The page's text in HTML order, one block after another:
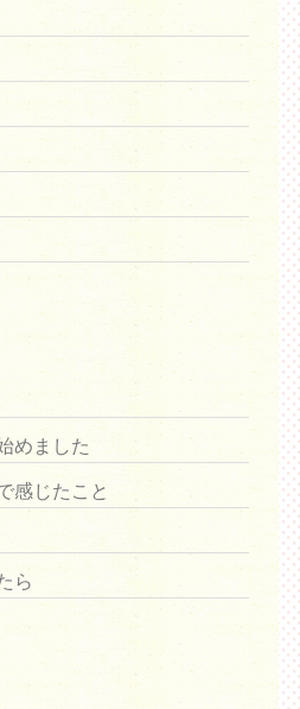
めました
感じたこと
ら